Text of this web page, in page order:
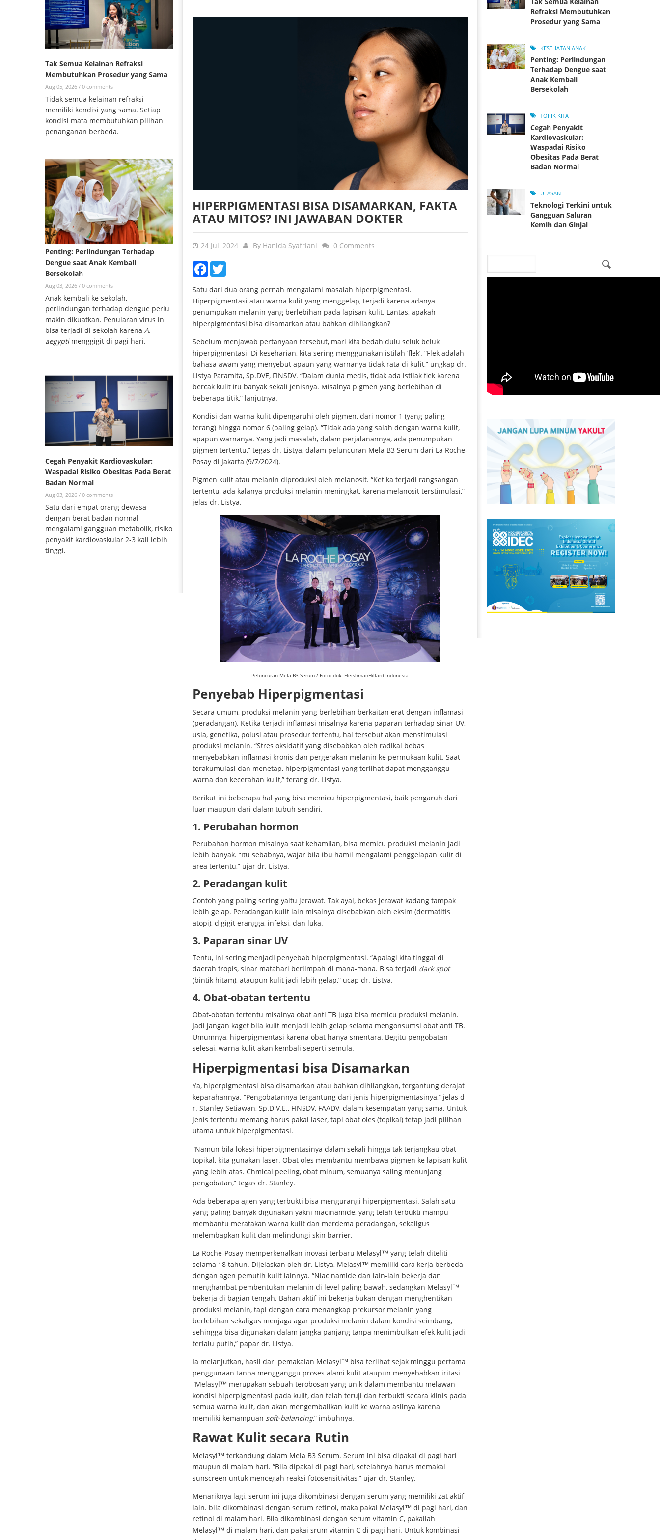
HIPERPIGMENTASI BISA DISAMARKAN, FAKTA
ATAU MITOS? INI JAWABAN DOKTER
24 Jul, 2024 By Hanida Syafriani 0 Comments
Facebook
Satu dari dua orang pernah mengalami masalah hiperpigmentasi.
Hiperpigmentasi atau warna kulit yang menggelap, terjadi karena adanya
penumpukan melanin yang berlebihan pada lapisan kulit. Lantas, apakah
hiperpigmentasi bisa disamarkan atau bahkan dihilangkan?
Sebelum menjawab pertanyaan tersebut, mari kita bedah dulu seluk beluk
hiperpigmentasi. Di keseharian, kita sering menggunakan istilah ‘flek’. “Flek adalah
bahasa awam yang menyebut apaun yang warnanya tidak rata di kulit,” ungkap dr.
Listya Paramita, Sp.DVE, FINSDV. “Dalam dunia medis, tidak ada istilak flek karena
bercak kulit itu banyak sekali jenisnya. Misalnya pigmen yang berlebihan di
beberapa titik,” lanjutnya.
Kondisi dan warna kulit dipengaruhi oleh pigmen, dari nomor 1 (yang paling
terang) hingga nomor 6 (paling gelap). “Tidak ada yang salah dengan warna kulit,
apapun warnanya. Yang jadi masalah, dalam perjalanannya, ada penumpukan
pigmen tertentu,” tegas dr. Listya, dalam peluncuran Mela B3 Serum dari La Roche-
Posay di Jakarta (9/7/2024).
Pigmen kulit atau melanin diproduksi oleh melanosit. “Ketika terjadi rangsangan
tertentu, ada kalanya produksi melanin meningkat, karena melanosit terstimulasi,”
jelas dr. Listya.
Peluncuran Mela B3 Serum / Foto: dok. FleishmanHillard Indonesia
Penyebab Hiperpigmentasi
Secara umum, produksi melanin yang berlebihan berkaitan erat dengan inflamasi
(peradangan). Ketika terjadi inflamasi misalnya karena paparan terhadap sinar UV,
usia, genetika, polusi atau prosedur tertentu, hal tersebut akan menstimulasi
produksi melanin. “Stres oksidatif yang disebabkan oleh radikal bebas
menyebabkan inflamasi kronis dan pergerakan melanin ke permukaan kulit. Saat
terakumulasi dan menetap, hiperpigmentasi yang terlihat dapat mengganggu
warna dan kecerahan kulit,” terang dr. Listya.
Berikut ini beberapa hal yang bisa memicu hiperpigmentasi, baik pengaruh dari
luar maupun dari dalam tubuh sendiri.
1. Perubahan hormon
Perubahan hormon misalnya saat kehamilan, bisa memicu produksi melanin jadi
lebih banyak. “Itu sebabnya, wajar bila ibu hamil mengalami penggelapan kulit di
area tertentu,” ujar dr. Listya.
2. Peradangan kulit
Contoh yang paling sering yaitu jerawat. Tak ayal, bekas jerawat kadang tampak
lebih gelap. Peradangan kulit lain misalnya disebabkan oleh eksim (dermatitis
atopi), digigit erangga, infeksi, dan luka.
3. Paparan sinar UV
Tentu, ini sering menjadi penyebab hiperpigmentasi. “Apalagi kita tinggal di
daerah tropis, sinar matahari berlimpah di mana-mana. Bisa terjadi dark spot
(bintik hitam), ataupun kulit jadi lebih gelap,” ucap dr. Listya.
4. Obat-obatan tertentu
Obat-obatan tertentu misalnya obat anti TB juga bisa memicu produksi melanin.
Jadi jangan kaget bila kulit menjadi lebih gelap selama mengonsumsi obat anti TB.
Umumnya, hiperpigmentasi karena obat hanya smentara. Begitu pengobatan
selesai, warna kulit akan kembali seperti semula.
Hiperpigmentasi bisa Disamarkan
Ya, hiperpigmentasi bisa disamarkan atau bahkan dihilangkan, tergantung derajat
keparahannya. “Pengobatannya tergantung dari jenis hiperpigmentasinya,” jelas d
r. Stanley Setiawan, Sp.D.V.E., FINSDV, FAADV, dalam kesempatan yang sama. Untuk
jenis tertentu memang harus pakai laser, tapi obat oles (topikal) tetap jadi pilihan
utama untuk hiperpigmentasi.
“Namun bila lokasi hiperpigmentasinya dalam sekali hingga tak terjangkau obat
topikal, kita gunakan laser. Obat oles membantu membawa pigmen ke lapisan kulit
yang lebih atas. Chmical peeling, obat minum, semuanya saling menunjang
pengobatan,” tegas dr. Stanley.
Ada beberapa agen yang terbukti bisa mengurangi hiperpigmentasi. Salah satu
yang paling banyak digunakan yakni niacinamide, yang telah terbukti mampu
membantu meratakan warna kulit dan merdema peradangan, sekaligus
melembapkan kulit dan melindungi skin barrier.
La Roche-Posay memperkenalkan inovasi terbaru Melasyl™ yang telah diteliti
selama 18 tahun. Dijelaskan oleh dr. Listya, Melasyl™ memiliki cara kerja berbeda
dengan agen pemutih kulit lainnya. “Niacinamide dan lain-lain bekerja dan
menghambat pembentukan melanin di level paling bawah, sedangkan Melasyl™
bekerja di bagian tengah. Bahan aktif ini bekerja bukan dengan menghentikan
produksi melanin, tapi dengan cara menangkap prekursor melanin yang
berlebihan sekaligus menjaga agar produksi melanin dalam kondisi seimbang,
sehingga bisa digunakan dalam jangka panjang tanpa menimbulkan efek kulit jadi
terlalu putih,” papar dr. Listya.
Ia melanjutkan, hasil dari pemakaian Melasyl™ bisa terlihat sejak minggu pertama
penggunaan tanpa mengganggu proses alami kulit ataupun menyebabkan iritasi.
“Melasyl™ merupakan sebuah terobosan yang unik dalam membantu melawan
kondisi hiperpigmentasi pada kulit, dan telah teruji dan terbukti secara klinis pada
semua warna kulit, dan akan mengembalikan kulit ke warna aslinya karena
memiliki kemampuan soft-balancing,” imbuhnya.
Rawat Kulit secara Rutin
Melasyl™ terkandung dalam Mela B3 Serum. Serum ini bisa dipakai di pagi hari
maupun di malam hari. “Bila dipakai di pagi hari, setelahnya harus memakai
sunscreen untuk mencegah reaksi fotosensitivitas,” ujar dr. Stanley.
Menariknya lagi, serum ini juga dikombinasi dengan serum yang memiliki zat aktif
lain. bila dikombinasi dengan serum retinol, maka pakai Melasyl™ di pagi hari, dan
retinol di malam hari. Bila dikombinasi dengan serum vitamin C, pakailah
Melasyl™ di malam hari, dan pakai srum vitamin C di pagi hari. Untuk kombinasi
Tak Semua Kelainan Refraksi
Membutuhkan Prosedur yang Sama
Aug 05, 2026 / 0 comments
Tidak semua kelainan refraksi
memiliki kondisi yang sama. Setiap
kondisi mata membutuhkan pilihan
penanganan berbeda.
Penting: Perlindungan Terhadap
Dengue saat Anak Kembali
Bersekolah
Aug 03, 2026 / 0 comments
Anak kembali ke sekolah,
perlindungan terhadap dengue perlu
makin dikuatkan. Penularan virus ini
bisa terjadi di sekolah karena A.
aegyptimenggigit di pagi hari.
Cegah Penyakit Kardiovaskular:
Waspadai Risiko Obesitas Pada Berat
Badan Normal
Aug 03, 2026 / 0 comments
Satu dari empat orang dewasa
dengan berat badan normal
mengalami gangguan metabolik, risiko
penyakit kardiovaskular 2-3 kali lebih
tinggi.
Refraksi Membutuhkan
Prosedur yang Sama
KESEHATAN ANAK
Penting: Perlindungan
Terhadap Dengue saat
Anak Kembali
Bersekolah
TOPIK KITA
Cegah Penyakit
Kardiovaskular:
Waspadai Risiko
Obesitas Pada Berat
Badan Normal
ULASAN
Teknologi Terkini untuk
Gangguan Saluran
Kemih dan Ginjal